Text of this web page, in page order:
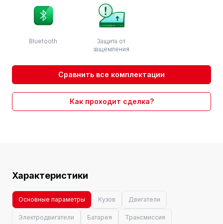
Bluetooth
Защита от
защемления
Сравнить все комплектации
Как проходит сделка?
Характеристики
Основные параметры Кузов Двигатели
Электродвигатели Батарея Трансмиссия